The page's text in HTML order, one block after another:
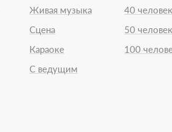
Живая музыка
Сцена
Караоке
С ведущим
40 человек
50 человек
100